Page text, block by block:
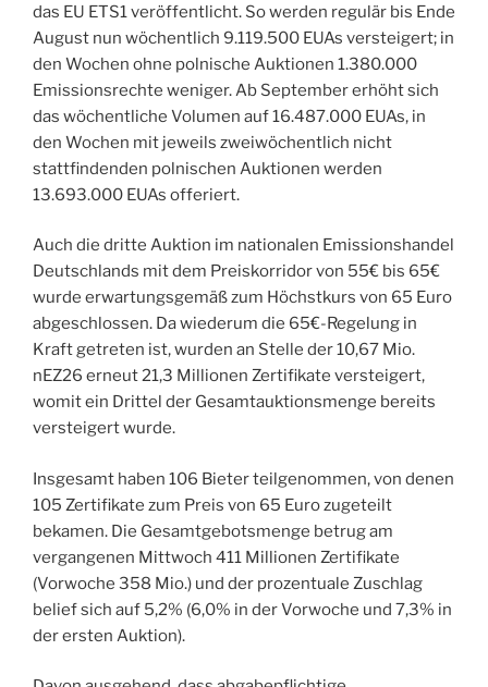
das EU ETS1 veröffentlicht. So werden regulär bis Ende
August nun wöchentlich 9.119.500 EUAs versteigert; in
den Wochen ohne polnische Auktionen 1.380.000
Emissionsrechte weniger. Ab September erhöht sich
das wöchentliche Volumen auf 16.487.000 EUAs, in
den Wochen mit jeweils zweiwöchentlich nicht
stattfindenden polnischen Auktionen werden
13.693.000 EUAs offeriert.
Auch die dritte Auktion im nationalen Emissionshandel
Deutschlands mit dem Preiskorridor von 55€ bis 65€
wurde erwartungsgemäß zum Höchstkurs von 65 Euro
abgeschlossen. Da wiederum die 65€-Regelung in
Kraft getreten ist, wurden an Stelle der 10,67 Mio.
nEZ26 erneut 21,3 Millionen Zertifikate versteigert,
womit ein Drittel der Gesamtauktionsmenge bereits
versteigert wurde.
Insgesamt haben 106 Bieter teilgenommen, von denen
105 Zertifikate zum Preis von 65 Euro zugeteilt
bekamen. Die Gesamtgebotsmenge betrug am
vergangenen Mittwoch 411 Millionen Zertifikate
(Vorwoche 358 Mio.) und der prozentuale Zuschlag
belief sich auf 5,2% (6,0% in der Vorwoche und 7,3% in
der ersten Auktion).